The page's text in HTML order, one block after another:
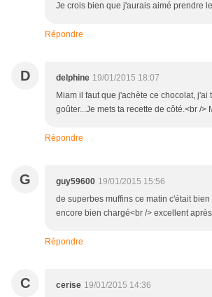
Je crois bien que j'aurais aimé prendre
Répondre
D delphine 19/01/2015 18:07
Miam il faut que j'achète ce chocolat, j'ai
goûter...Je mets ta recette de côté.<br />
Répondre
G guy59600 19/01/2015 15:56
de superbes muffins ce matin c'était
encore bien chargé<br /> excellent
Répondre
C cerise 19/01/2015 14:36